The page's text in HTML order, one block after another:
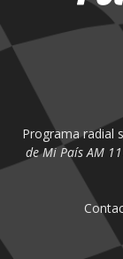
Programa radial
de Mi País AM